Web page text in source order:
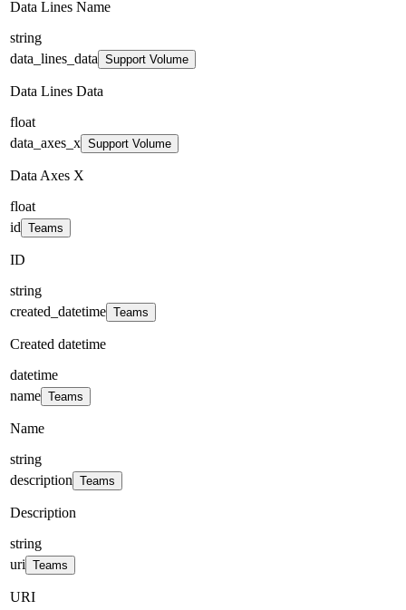
Data Lines Name
string
data_lines_data Support Volume
Data Lines Data
float
data_axes_x Support Volume
Data Axes X
float
id Teams
ID
string
created_datetime Teams
Created datetime
datetime
name Teams
Name
string
description Teams
Description
string
uri Teams
URI